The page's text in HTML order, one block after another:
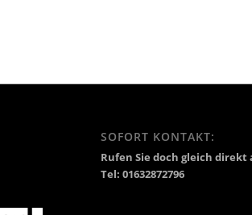
SOFORT KONTAKT:
Rufen Sie doch gleich direkt
Tel: 01632872796